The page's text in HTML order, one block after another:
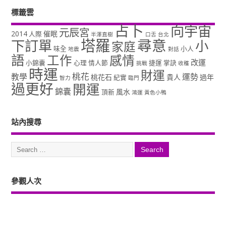
標籤雲
2014 人際 催眠 元辰宮 半澤直樹 占卜 口舌 台北 向宇宙
下訂單 味全 地震 塔羅家庭尋意 對話 小人 小
語小錦囊 工作 心理 情人節 感情 挑戰 捷運 掌訣 收穫 改運
教學 時運 智力 桃花 桃花石 紀實 臨門 財運 貴人 運勢過年
過更好錦囊 開運 頂新 風水 鴻運 黃色小鴨
站內搜尋
參觀人次